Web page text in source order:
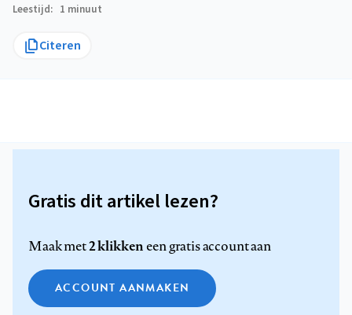
Leestijd 1 minuut
Citeren
Gratis dit artikel lezen?
Maak met2 klikkeneen gratis account aan
ACCOUNT AANMAKEN